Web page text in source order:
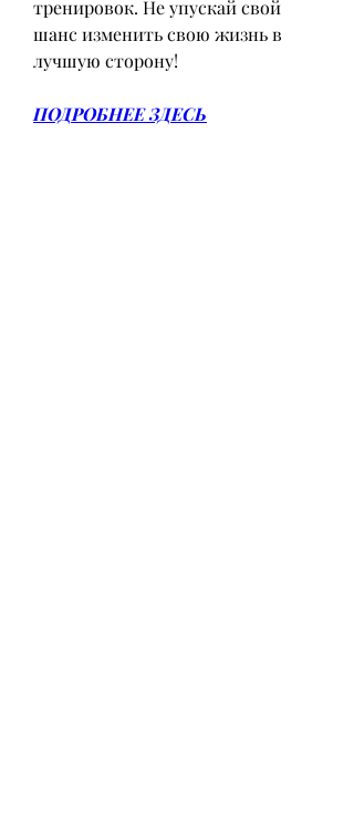
тренировок. Не упускай свой
шанс изменить свою жизнь в
лучшую сторону!
ПОДРОБНЕЕ ЗДЕСЬ